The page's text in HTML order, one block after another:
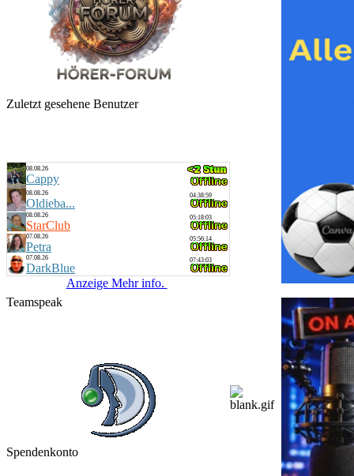
Zuletzt gesehene Benutzer
08.08.26
Cappy
08.08.26
Oldieba...
04:38:59
08.08.26
StarClub
05:18:03
07.08.26
Petra
05:56:14
07.08.26
DarkBlue
07:43:03
Anzeige Mehr info.
Teamspeak
Spendenkonto